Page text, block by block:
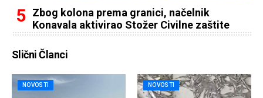
Zbog kolona prema granici, načelnik
Konavala aktivirao Stožer Civilne zaštite
Slični Članci
NOVOSTI NOVOSTI